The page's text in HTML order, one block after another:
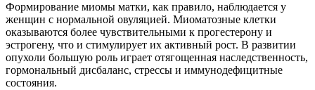
Формирование миомы матки, как правило, наблюдается у
женщин с нормальной овуляцией. Миоматозные клетки
оказываются более чувствительными к прогестерону и
эстрогену, что и стимулирует их активный рост. В развитии
опухоли большую роль играет отягощенная наследственность,
гормональный дисбаланс, стрессы и иммунодефицитные
состояния.